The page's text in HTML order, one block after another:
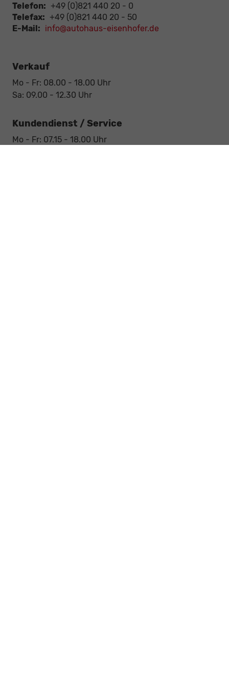
Telefon: +49 (0)821 440 20 - 0
Telefax: +49 (0)821 440 20 - 50
E-Mail: info@autohaus-eisenhofer.de
Verkauf
Mo - Fr: 08.00 - 18.00 Uhr
Sa: 09.00 - 12.30 Uhr
Kundendienst / Service
Mo - Fr: 07.15 - 18.00 Uhr